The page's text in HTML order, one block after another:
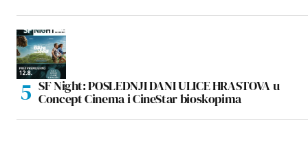
SF Night: POSLEDNJI DANI ULICE HRASTOVA u
Concept Cinema i CineStar bioskopima